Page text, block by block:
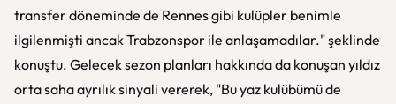
transfer döneminde de Rennes gibi kulüpler benimle
ilgilenmişti ancak Trabzonspor ile anlaşamadılar." şeklinde
konuştu. Gelecek sezon planları hakkında da konuşan yıldız
orta saha ayrılık sinyali vererek, "Bu yaz kulübümü de